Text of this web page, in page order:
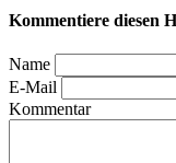
Kommentiere diesen
Name
E-Mail
Kommentar